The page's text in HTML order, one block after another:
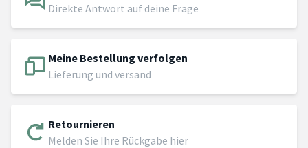
Direkte Antwort auf deine Frage
Meine Bestellung verfolgen
Lieferung und versand
Retournieren
Melden Sie Ihre Rückgabe hier